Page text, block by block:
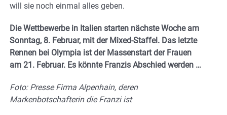
will sie noch einmal alles geben.
Die Wettbewerbe in Italien starten nächste Woche am
Sonntag, 8. Februar, mit der Mixed-Staffel. Das letzte
Rennen bei Olympia ist der Massenstart der Frauen
am 21. Februar. Es könnte Franzis Abschied werden …
Foto: Presse Firma Alpenhain, deren
Markenbotschafterin die Franzi ist